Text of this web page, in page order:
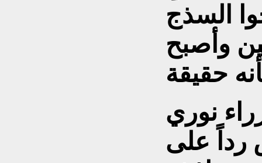
السذج
وأصبح
نوري
رداً على